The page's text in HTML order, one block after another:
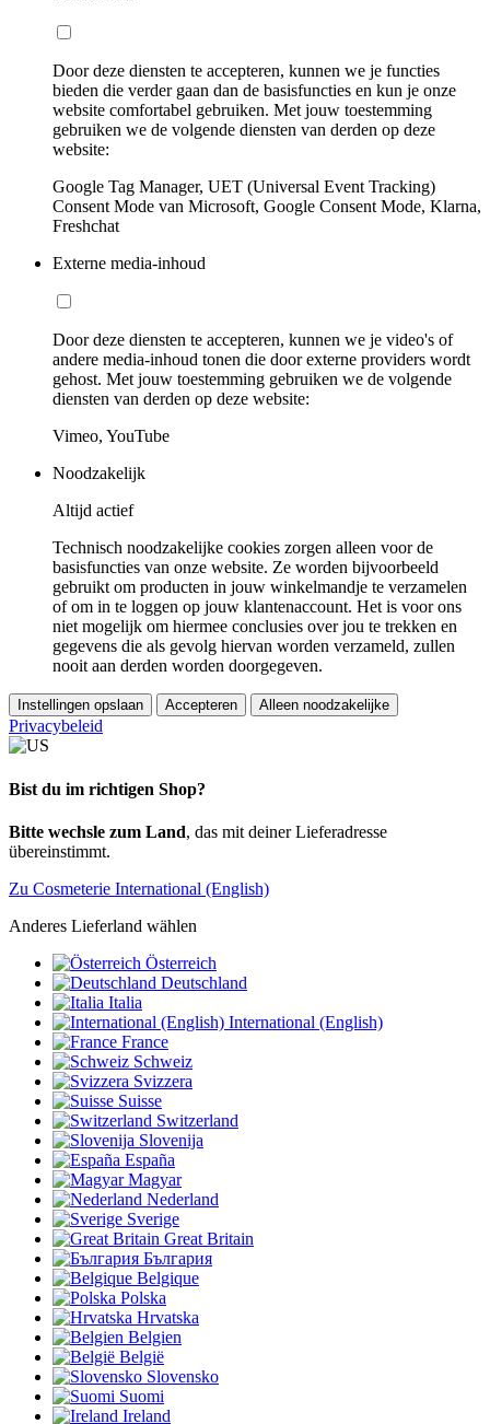
Door deze diensten te accepteren, kunnen we je functies
bieden die verder gaan dan de basisfuncties en kun je onze
website comfortabel gebruiken. Met jouw toestemming
gebruiken we de volgende diensten van derden op deze
website:
Google Tag Manager, UET (Universal Event Tracking)
Consent Mode van Microsoft, Google Consent Mode, Klarna,
Freshchat
Externe media-inhoud
Door deze diensten te accepteren, kunnen we je video's of
andere media-inhoud tonen die door externe providers wordt
gehost. Met jouw toestemming gebruiken we de volgende
diensten van derden op deze website:
Vimeo, YouTube
Noodzakelijk
Altijd actief
Technisch noodzakelijke cookies zorgen alleen voor de
basisfuncties van onze website. Ze worden bijvoorbeeld
gebruikt om producten in jouw winkelmandje te verzamelen
of om in te loggen op jouw klantenaccount. Het is voor ons
niet mogelijk om hiermee conclusies over jou te trekken en
gegevens die als gevolg hiervan worden verzameld, zullen
nooit aan derden worden doorgegeven.
Instellingen opslaan Accepteren Alleen noodzakelijke
Privacybeleid
Bist du im richtigen Shop?
Bitte wechsle zum Land, das mit deiner Lieferadresse
übereinstimmt.
Zu Cosmeterie International (English)
Anderes Lieferland wählen
Österreich
Deutschland
Italia
International (English)
France
Schweiz
Svizzera
Suisse
Switzerland
Slovenija
España
Magyar
Nederland
Sverige
Great Britain
България
Belgique
Polska
Hrvatska
Belgien
België
Slovensko
Suomi
Ireland